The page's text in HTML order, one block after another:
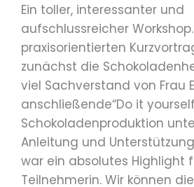
Ein toller, interessanter und
aufschlussreicher
praxisorientierten
zunächst die
viel Sachverstand von Frau
anschließende“Do it
Schokoladenproduktion
Anleitung und
war ein absolutes Highlight
Teilnehmerin. Wir können